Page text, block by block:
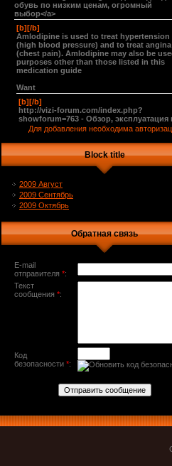
Для добавления необходима
Block title
2009 Август
2009 Сентябрь
2009 Октябрь
Обратная связь
E-mail
отправителя *:
Текст
сообщения *:
Код
безопасности *: